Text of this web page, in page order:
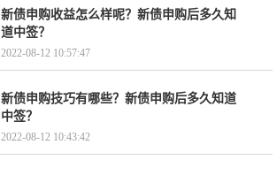
新债申购收益怎么样呢？新债申购后多久知
道中签？
2022-08-12 10:57:47
新债申购技巧有哪些？新债申购后多久知道
中签？
2022-08-12 10:43:42